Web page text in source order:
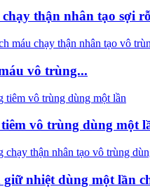
thận nhân tạo sợi
vô trùng...
vô trùng dùng một
nhiệt dùng một lần